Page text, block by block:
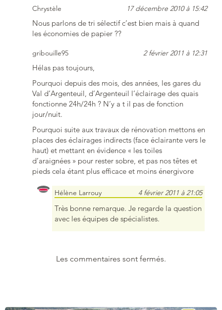
Chrystèle 17 décembre 2010 à 15:42
Nous parlons de tri sélectif c’est bien mais à quand
les économies de papier ??
gribouille95 2 février 2011 à 12:31
Hélas pas toujours,
Pourquoi depuis des mois, des années, les gares du
Val d’Argenteuil, d’Argenteuil l’éclairage des quais
fonctionne 24h/24h ? N’y a t il pas de fonction
jour/nuit.
Pourquoi suite aux travaux de rénovation mettons en
places des éclairages indirects (face éclairante vers le
haut) et mettant en évidence « les toiles
d’araignées » pour rester sobre, et pas nos têtes et
pieds cela étant plus efficace et moins énergivore
Hélène Larrouy 4 février 2011 à 21:05
Très bonne remarque. Je regarde la question
avec les équipes de spécialistes.
Les commentaires sont fermés.